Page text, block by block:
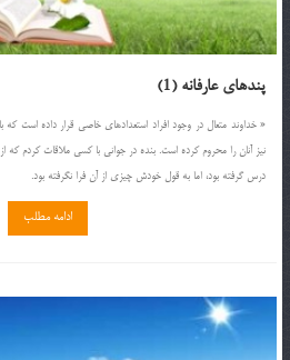
پندهای عارفانه (1)
« خداوند متعال در وجود افراد استعدادهای خاصی قرار داده است که
نیز آنان را محروم کرده است. بنده در جوانی با کسی ملاقات کردم
درس گرفته بود، اما به قول خودش چیزی از آن فرا نگرفته بود.
ادامه مطلب